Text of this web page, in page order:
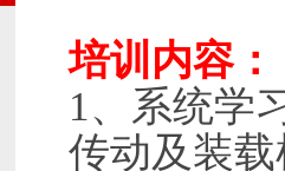
培训内容：
1、系统学
传动及装